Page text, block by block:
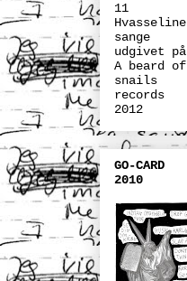
11
Hvasseline
sange
udgivet på
A beard of
snails
records
2012
GO-CARD
2010